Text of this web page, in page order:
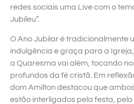
redes sociais uma Live com o
Jubileu”.
O Ano Jubilar é tradicionalmente
indulgência e graça para a
a Quaresma vai além, tocando
profundos da fé cristã. Em
dom Amilton destacou que
estão interligados pela festa,